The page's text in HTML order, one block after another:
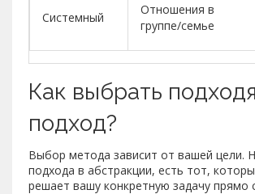
Системный
Отношения в
группе/семье
Как выбрать
подход?
Выбор метода зависит от вашей цели.
подхода в абстракции, есть тот,
решает вашу конкретную задачу прямо